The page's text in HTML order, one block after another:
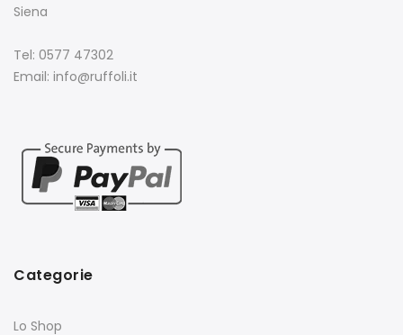
Siena
Tel: 0577 47302
Email: info@ruffoli.it
Categorie
Lo Shop